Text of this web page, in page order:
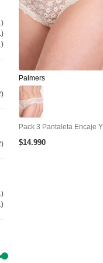
)
)
)
)
)
)
)
Palmers
Pack 3 Pantaleta Encaje
$14.990